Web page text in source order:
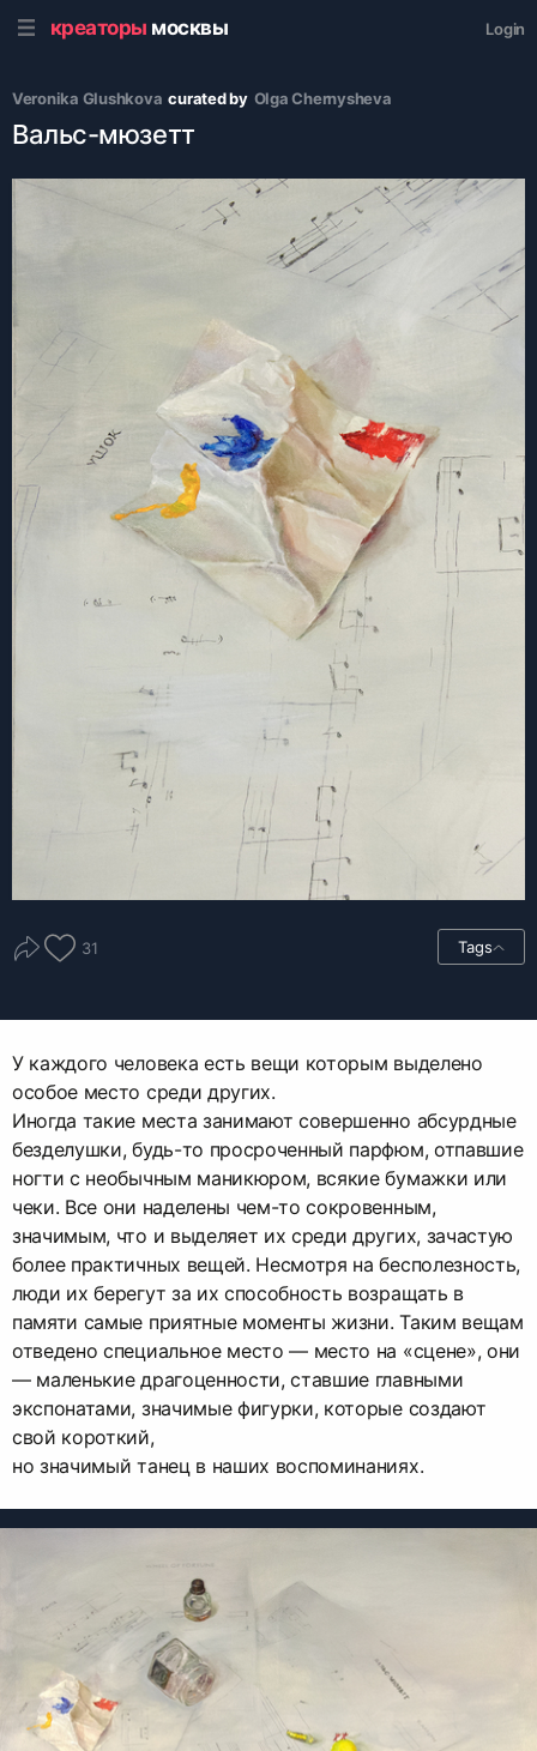
креаторы москвы Login
Veronika Glushkova curated by Olga Chernysheva
Вальс-мюзетт
31 Tags
У каждого человека есть вещи которым выделено
особое место среди других.
Иногда такие места занимают совершенно абсурдные
безделушки, будь-то просроченный парфюм, отпавшие
ногти с необычным маникюром, всякие бумажки или
чеки. Все они наделены чем-то сокровенным,
значимым, что и выделяет их среди других, зачастую
более практичных вещей. Несмотря на бесполезность,
люди их берегут за их способность возращать в
памяти самые приятные моменты жизни. Таким вещам
отведено специальное место — место на «сцене», они
— маленькие драгоценности, ставшие главными
экспонатами, значимые фигурки, которые создают
свой короткий,
но значимый танец в наших воспоминаниях.